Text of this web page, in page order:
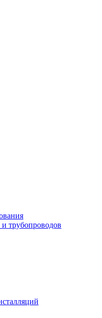
трубопроводов